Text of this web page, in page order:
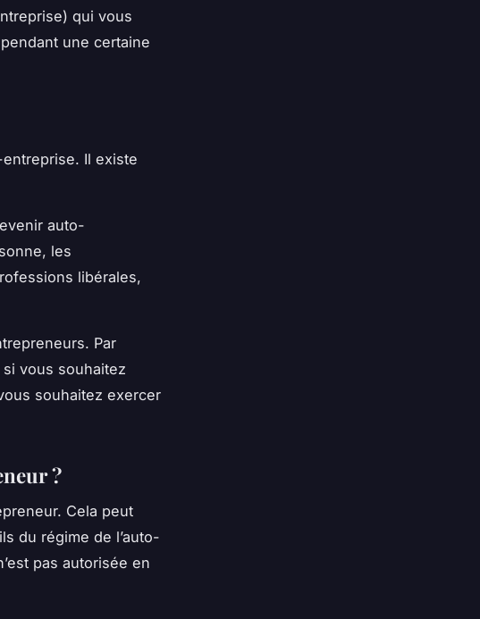
qui vous
une certaine
Il existe
auto-
les
libérales,
Par
vous souhaitez
souhaitez exercer
?
Cela peut
du régime de l’auto-
pas autorisée en